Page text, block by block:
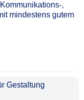
,
mindestens gutem
Gestaltung